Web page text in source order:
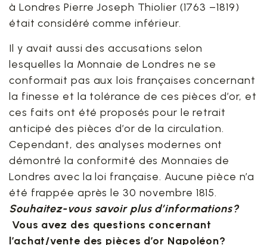
à Londres Pierre Joseph Thiolier (1763 –1819)
était considéré comme inférieur.
Il y avait aussi des accusations selon
lesquelles la Monnaie de Londres ne se
conformait pas aux lois françaises concernant
la finesse et la tolérance de ces pièces d’or, et
ces faits ont été proposés pour le retrait
anticipé des pièces d’or de la circulation.
Cependant, des analyses modernes ont
démontré la conformité des Monnaies de
Londres avec la loi française. Aucune pièce n’a
été frappée après le 30 novembre 1815.
Souhaitez-vous savoir plus d’informations?
Vous avez des questions concernant
l’achat/vente des pièces d’or Napoléon?